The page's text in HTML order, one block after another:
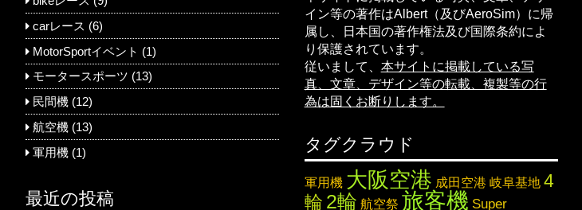
carレース (6)
MotorSportイベント (1)
モータースポーツ (13)
民間機(12)
航空機(13)
軍用機(1)
最近の投稿
イン等の著作はAlbert（及びAeroSim）に帰
属し、日本国の著作権法及び国際条約によ
り保護されています。
従いまして、 本サイトに掲載している写
真、文章、デザイン等の転載、複製等の行
為は固くお断りします。
タグクラウド
軍用機 大阪空港 成田空港 岐阜基地 4
輪 2輪 航空祭 旅客機 Super